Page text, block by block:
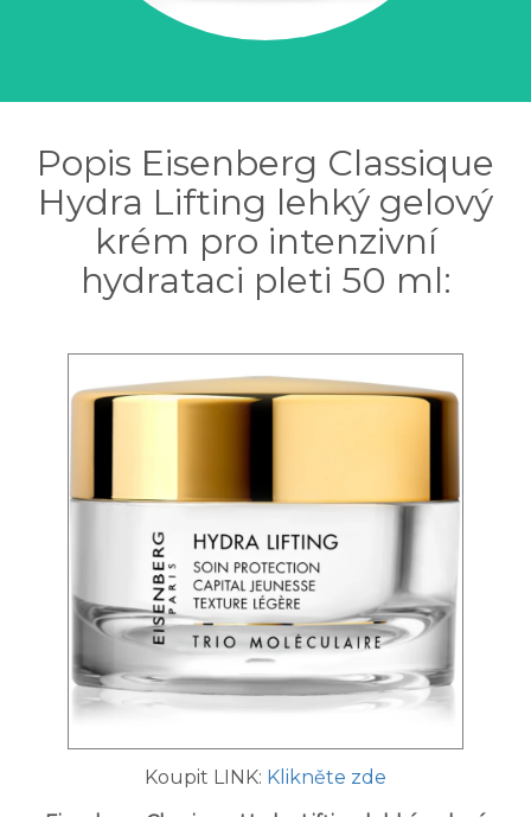
Popis Eisenberg Classique
Hydra Lifting lehký gelový
krém pro intenzivní
hydrataci pleti 50 ml:
Koupit LINK: Klikněte zde